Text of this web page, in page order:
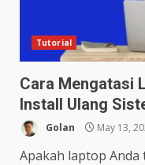
Tutorial
Cara Mengatasi
Install Ulang
Golan May 13,
Apakah laptop Anda